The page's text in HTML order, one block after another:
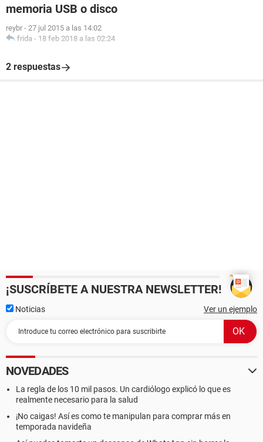
memoria USB o disco
reybr - 27 jul 2015 a las 14:02
frida - 18 feb 2018 a las 02:24
2 respuestas
¡SUSCRÍBETE A NUESTRA NEWSLETTER!
Noticias Ver un ejemplo
NOVEDADES
La regla de los 10 mil pasos. Un cardiólogo explicó lo que es
realmente necesario para la salud
¡No caigas! Así es como te manipulan para comprar más en
temporada navideña